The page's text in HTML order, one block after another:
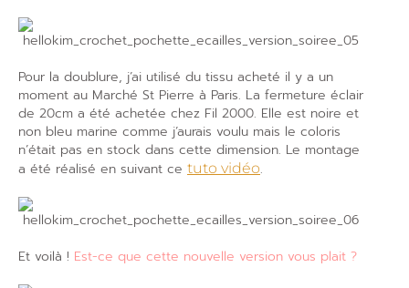
Pour la doublure, j’ai utilisé du tissu acheté il y a un
moment au Marché St Pierre à Paris. La fermeture éclair
de 20cm a été achetée chez Fil 2000. Elle est noire et
non bleu marine comme j’aurais voulu mais le coloris
n’était pas en stock dans cette dimension. Le montage
a été réalisé en suivant ce tuto vidéo.
Et voilà ! Est-ce que cette nouvelle version vous plait ?